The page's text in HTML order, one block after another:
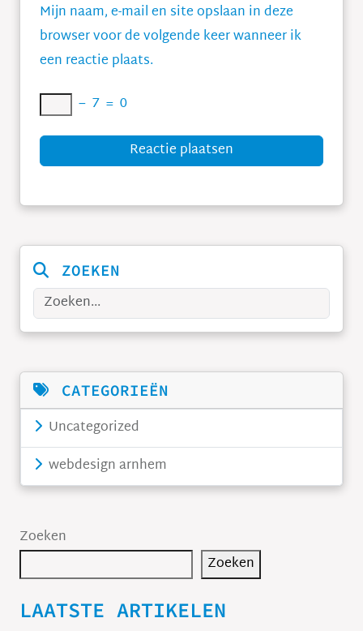
Mijn naam, e-mail en site opslaan in deze
browser voor de volgende keer wanneer ik
een reactie plaats.
− 7 = 0
Reactie plaatsen
ZOEKEN
Zoeken
CATEGORIEËN
Uncategorized
webdesign arnhem
Zoeken
Zoeken
LAATSTE ARTIKELEN